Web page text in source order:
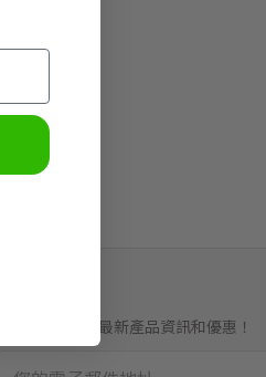
立即訂閱，獲取最新產品資訊和優惠！